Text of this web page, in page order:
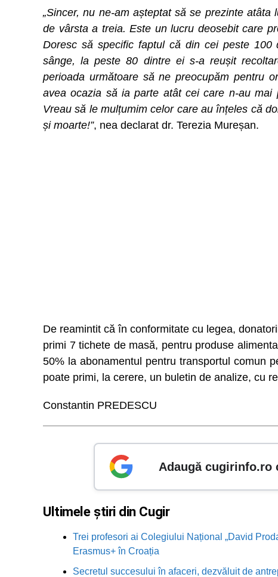
„Sincer, nu ne-am așteptat să se prezinte
de vârsta a treia. Este un lucru deosebit care
Doresc să specific faptul că din cei peste
sânge, la peste 80 dintre ei s-a reușit
perioada următoare să ne preocupăm pentru
avea ocazia să ia parte atât cei care n-au mai
Vreau să le mulțumim celor care au înțeles că
și moarte!”, nea declarat dr. Terezia Mureșan.
De reamintit că în conformitate cu legea,
primi 7 tichete de masă, pentru produse
50% la abonamentul pentru transportul comun
poate primi, la cerere, un buletin de analize, cu
Constantin PREDESCU
Adaugă cugirinfo.ro
Ultimele știri din Cugir
Trei profesori ai Colegiului Național „David
Erasmus+ în Croația
Secretul succesului în afaceri, dezvăluit de